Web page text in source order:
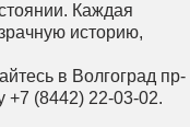
Каждая
историю,
в Волгоград пр-
+7 (8442) 22-03-02.